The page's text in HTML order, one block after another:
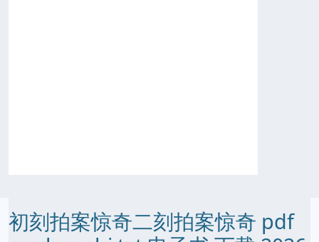
初刻拍案惊奇二刻拍案惊奇 pdf